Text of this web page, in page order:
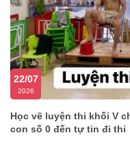
22/07
2026
Học vẽ luyện thi khối V
con số 0 đến tự tin đi thi